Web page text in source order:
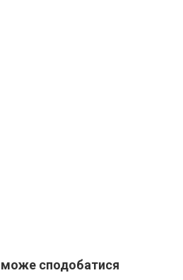
сподобатися